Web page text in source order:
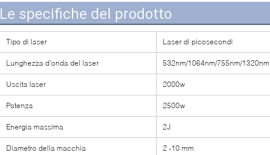
Le specifiche del prodotto
Tipo di laser Laser di picosecondi
Lunghezza d'onda del laser 532nm/1064nm/755nm/1320nm
Uscita laser 2000w
Potenza 2500w
Energia massima 2J
Diametro della macchia 2 -10 mm